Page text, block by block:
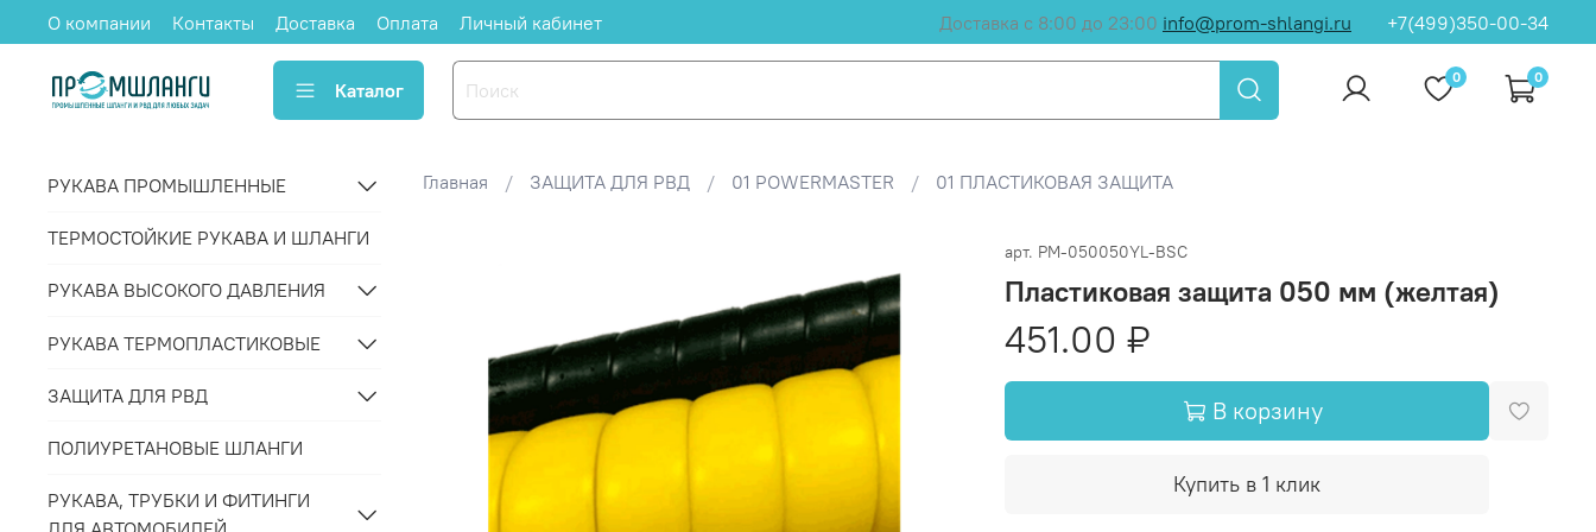
О компании Контакты Доставка Оплата Личный кабинет Доставка с 8:00 до 23:00 info@prom-shlangi.ru +7(499)350-00-34
Каталог
0 0
Главная ЗАЩИТА ДЛЯ РВД 01 POWERMASTER 01 ПЛАСТИКОВАЯ ЗАЩИТА
арт. PM-050050YL-BSC
Пластиковая защита 050 мм (желтая)
451.00 ₽
В корзину
Купить в 1 клик
РУКАВА ПРОМЫШЛЕННЫЕ
ТЕРМОСТОЙКИЕ РУКАВА И ШЛАНГИ
РУКАВА ВЫСОКОГО ДАВЛЕНИЯ
РУКАВА ТЕРМОПЛАСТИКОВЫЕ
ЗАЩИТА ДЛЯ РВД
ПОЛИУРЕТАНОВЫЕ ШЛАНГИ
РУКАВА, ТРУБКИ И ФИТИНГИ